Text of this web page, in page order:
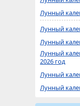
Лунный
Лунный
Лунный
Лунный
2026 год
Лунный
Лунный